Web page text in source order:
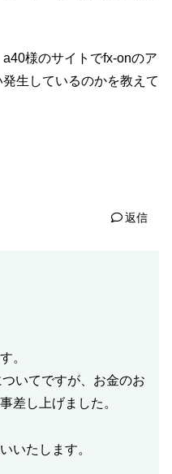
様のサイトでfx-onのア
生しているのかを教えて
返信
。
いてですが、お金のお
差し上げました。
いたします。